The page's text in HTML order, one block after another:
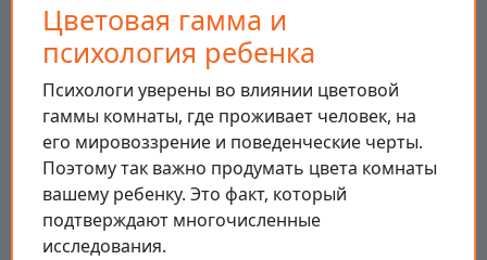
Цветовая гамма и
психология ребенка
Психологи уверены во влиянии цветовой
гаммы комнаты, где проживает человек, на
его мировоззрение и поведенческие черты.
Поэтому так важно продумать цвета комнаты
вашему ребенку. Это факт, который
подтверждают многочисленные
исследования.